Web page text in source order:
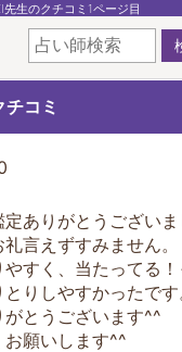
生のクチコミ1ページ目
コミ
ありがとうござい
言えずすみません。
すく、当たってる！
りしやすかったです
とうございます^^
お願いします^^